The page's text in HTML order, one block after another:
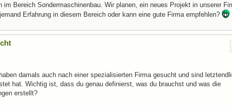
Bereich Sondermaschinenbau. Wir planen, ein neues Projekt in unserer
Erfahrung in diesem Bereich oder kann eine gute Firma empfehlen?
damals auch nach einer spezialisierten Firma gesucht und sind
hat. Wichtig ist, dass du genau definierst, was du brauchst und was die
erstellt?